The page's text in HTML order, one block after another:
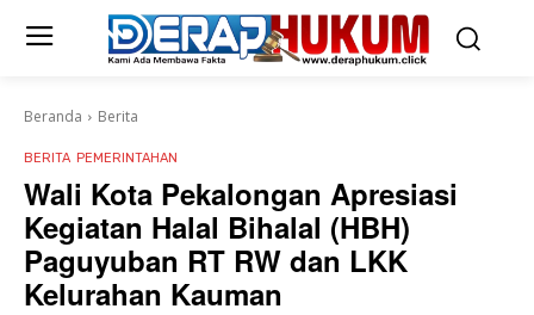
Beranda Berita
BERITA PEMERINTAHAN
Wali Kota Pekalongan Apresiasi
Kegiatan Halal Bihalal (HBH)
Paguyuban RT RW dan LKK
Kelurahan Kauman